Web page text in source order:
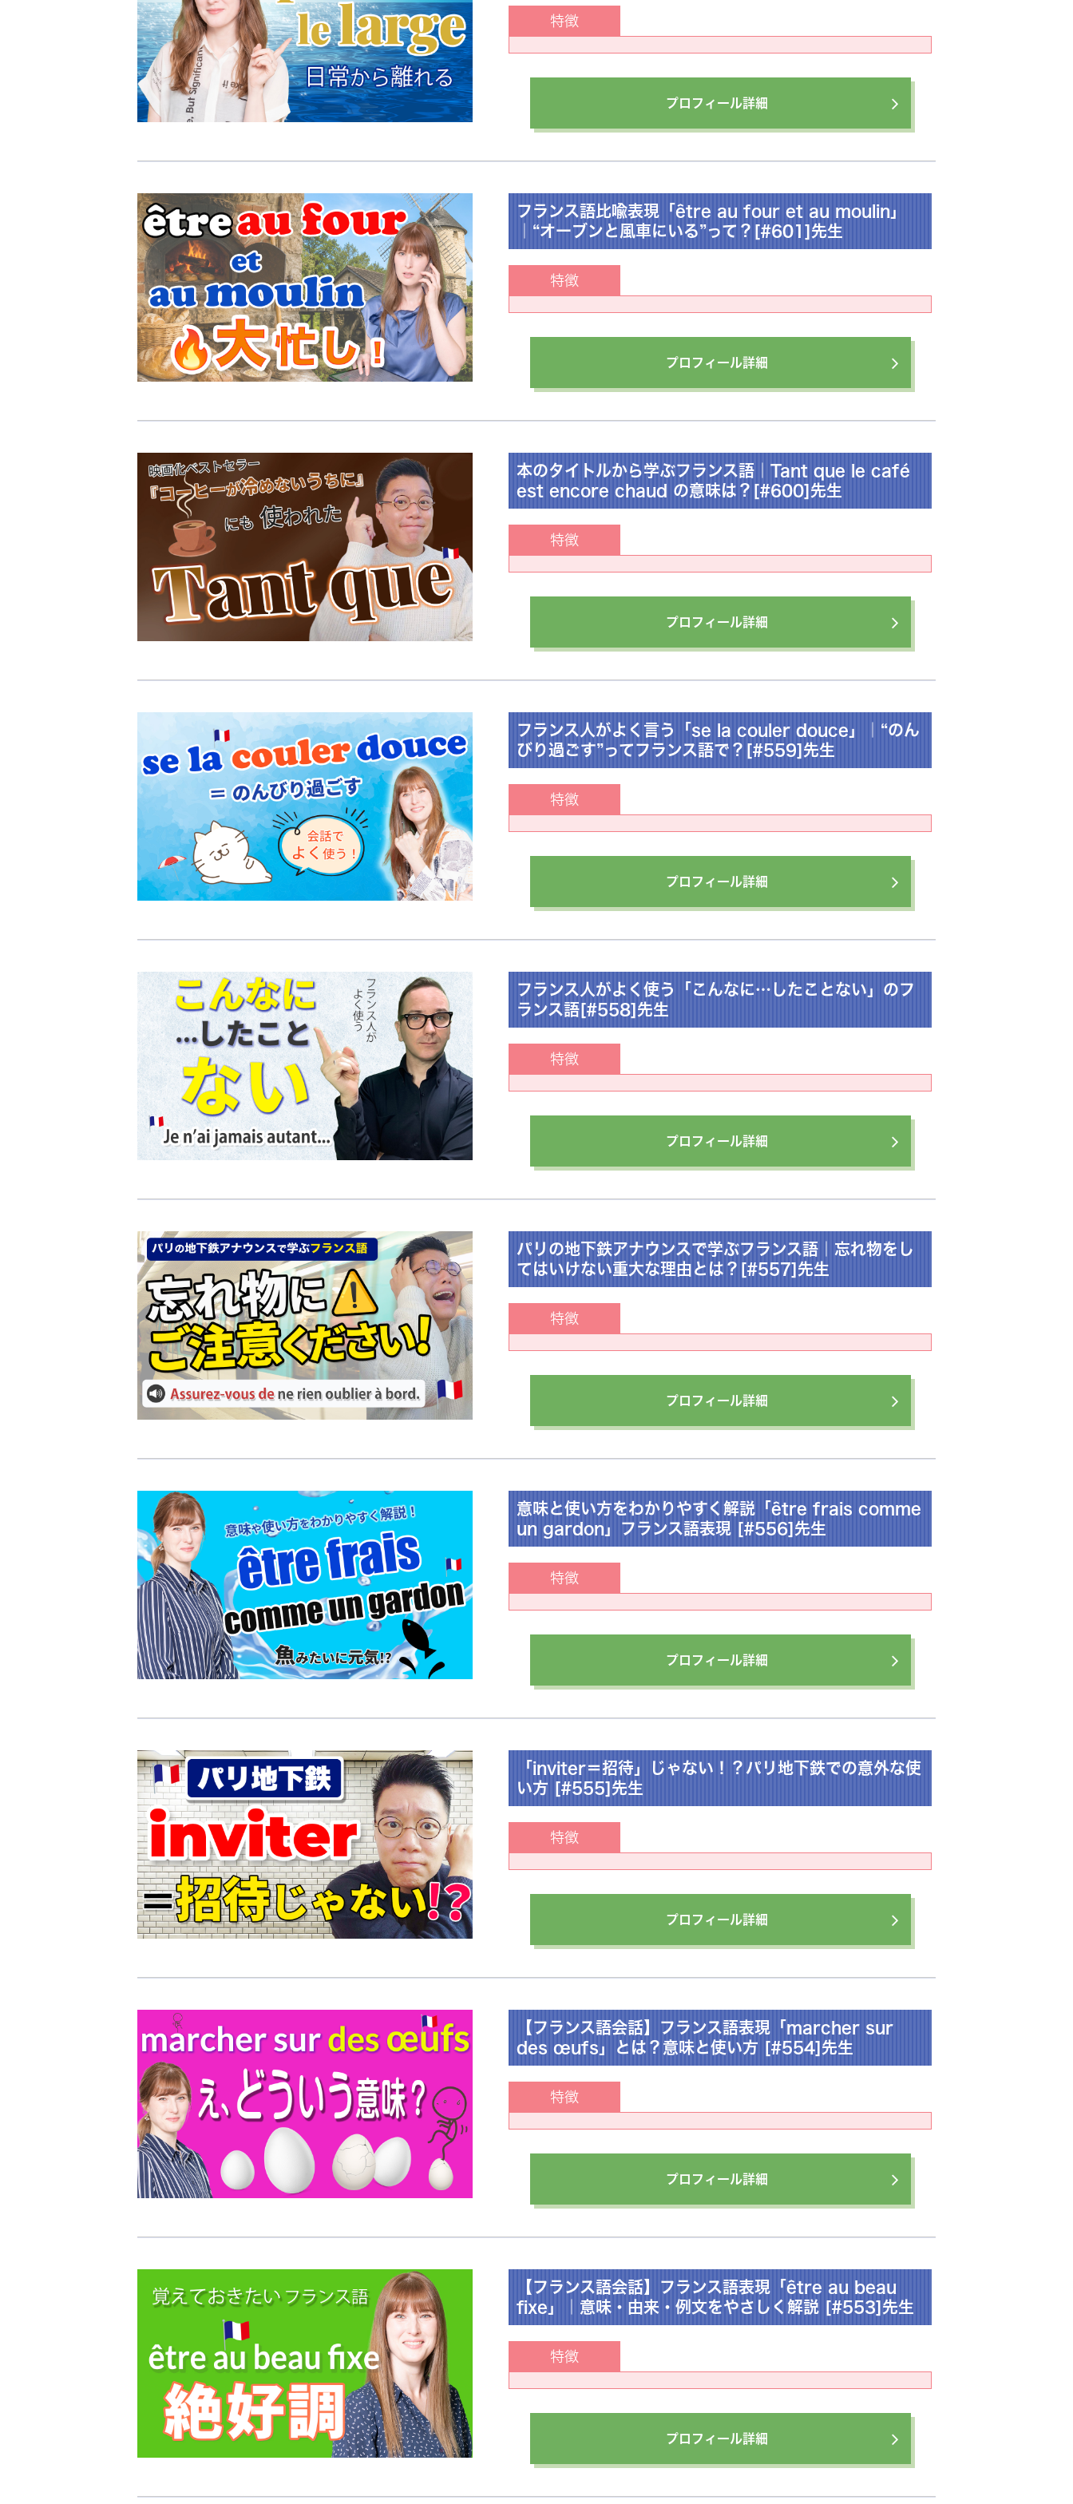
特徴
プロフィール詳細
フランス語比喩表現「être au four et au moulin」
｜“オーブンと風車にいる”って？[#601]先生
特徴
プロフィール詳細
本のタイトルから学ぶフランス語｜Tant que le café
est encore chaud の意味は？[#600]先生
特徴
プロフィール詳細
フランス人がよく言う「se la couler douce」｜“のん
びり過ごす”ってフランス語で？[#559]先生
特徴
プロフィール詳細
フランス人がよく使う「こんなに…したことない」のフ
ランス語[#558]先生
特徴
プロフィール詳細
パリの地下鉄アナウンスで学ぶフランス語｜忘れ物をし
てはいけない重大な理由とは？[#557]先生
特徴
プロフィール詳細
意味と使い方をわかりやすく解説「être frais comme
un gardon」フランス語表現 [#556]先生
特徴
プロフィール詳細
「inviter＝招待」じゃない！？パリ地下鉄での意外な使
い方 [#555]先生
特徴
プロフィール詳細
【フランス語会話】フランス語表現「marcher sur
des œufs」とは？意味と使い方 [#554]先生
特徴
プロフィール詳細
【フランス語会話】フランス語表現「être au beau
fixe」｜意味・由来・例文をやさしく解説 [#553]先生
特徴
プロフィール詳細